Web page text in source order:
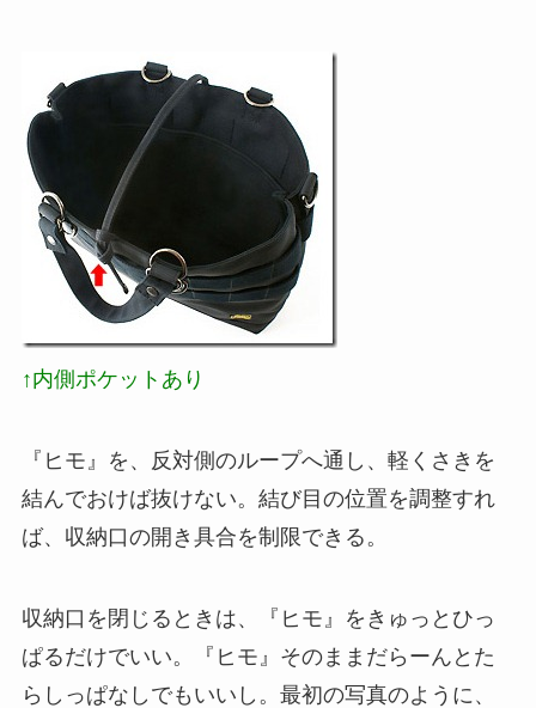
↑内側ポケットあり
『ヒモ』を、反対側のループへ通し、軽くさきを
結んでおけば抜けない。結び目の位置を調整すれ
ば、収納口の開き具合を制限できる。
収納口を閉じるときは、『ヒモ』をきゅっとひっ
ぱるだけでいい。『ヒモ』そのままだらーんとた
らしっぱなしでもいいし。最初の写真のように、